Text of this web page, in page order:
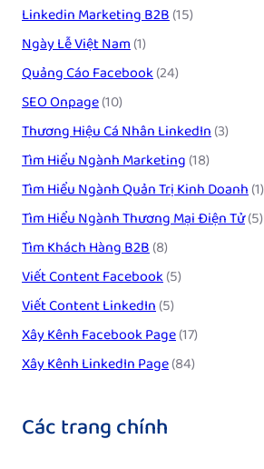
Linkedin Marketing B2B(15)
Ngày Lễ Việt Nam(1)
Quảng Cáo Facebook(24)
SEO Onpage(10)
Thương Hiệu Cá Nhân LinkedIn(3)
Tìm Hiểu Ngành Marketing(18)
Tìm Hiểu Ngành Quản Trị Kinh Doanh(1)
Tìm Hiểu Ngành Thương Mại Điện Tử(5)
Tìm Khách Hàng B2B(8)
Viết Content Facebook(5)
Viết Content LinkedIn(5)
Xây Kênh Facebook Page(17)
Xây Kênh LinkedIn Page(84)
Các trang chính